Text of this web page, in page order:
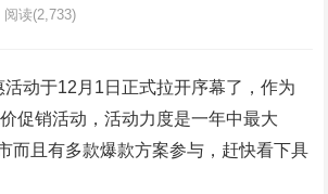
阅读(2,733)
活动于12月1日正式拉开序幕了，作为
促销活动，活动力度是一年中最大
而且有多款爆款方案参与，赶快看下具